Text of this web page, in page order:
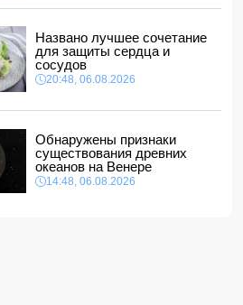
DOST сократилась на
года: год, который оказался
Цифровая
SOCAR повысила
производства
Названо лучшее сочетание
для защиты сердца и
сосудов
20:48, 06.08.2026
Обнаружены признаки
существования древних
океанов на Венере
14:48, 06.08.2026